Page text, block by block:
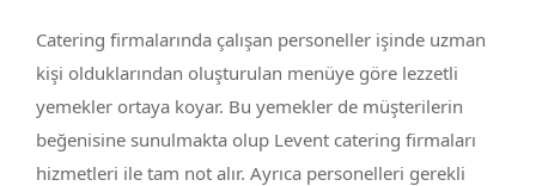
Catering firmalarında çalışan personeller işinde uzman
kişi olduklarından oluşturulan menüye göre lezzetli
yemekler ortaya koyar. Bu yemekler de müşterilerin
beğenisine sunulmakta olup Levent catering firmaları
hizmetleri ile tam not alır. Ayrıca personelleri gerekli